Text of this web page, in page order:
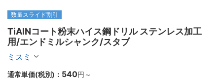
数量スライド割引
TiAlNコート粉末ハイス鋼ドリル ステンレス加工
用/エンドミルシャンク/スタブ
ミスミ
通常単価(税別)： 540円 ～